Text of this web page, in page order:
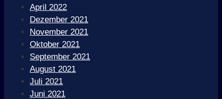
April 2022
Dezember 2021
November 2021
Oktober 2021
September 2021
August 2021
Juli 2021
Juni 2021